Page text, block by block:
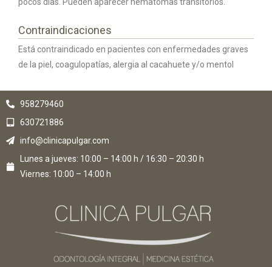
Contraindicaciones
Está contraindicado en pacientes con enfermedades graves
de la piel, coagulopatías, alergia al cacahuete y/o mentol
958279460
630721886
info@clinicapulgar.com
Lunes a jueves: 10:00 – 14:00 h / 16:30 – 20:30 h
Viernes: 10:00 – 14:00 h